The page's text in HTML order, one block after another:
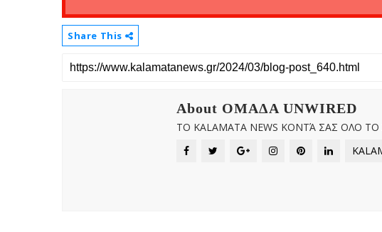
Share This
About OMAΔΑ UNWIRED
ΤΟ KALAMATA NEWS ΚΟΝΤΆ ΣΑΣ ΟΛΟ